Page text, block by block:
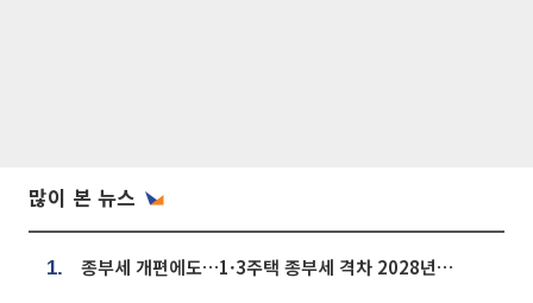
많이 본 뉴스
1. 종부세 개편에도…1·3주택 종부세 격차 2028년부터 확대